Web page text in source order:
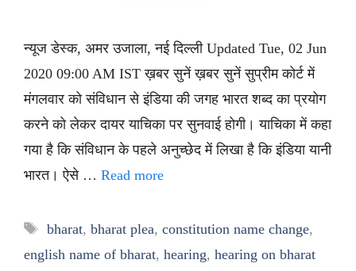
न्यूज डेस्क, अमर उजाला, नई दिल्ली Updated Tue, 02 Jun
2020 09:00 AM IST ख़बर सुनें ख़बर सुनें सुप्रीम कोर्ट में
मंगलवार को संविधान से इंडिया की जगह भारत शब्द का प्रयोग
करने को लेकर दायर याचिका पर सुनवाई होगी। याचिका में कहा
गया है कि संविधान के पहले अनुच्छेद में लिखा है कि इंडिया यानी
भारत। ऐसे … Read more
Tags
bharat, bharat plea, constitution name change,
english name of bharat, hearing, hearing on bharat